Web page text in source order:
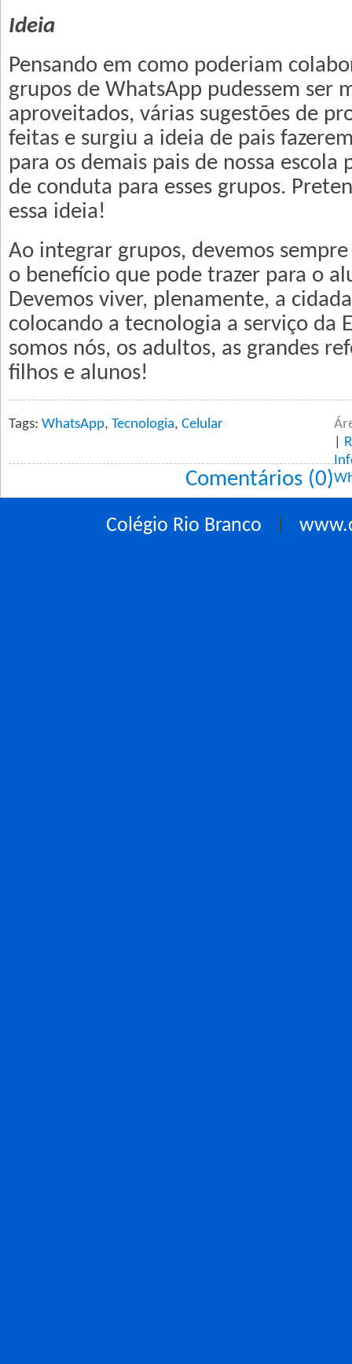
Ideia
Pensando em como poderiam
grupos de WhatsApp pudessem ser
aproveitados, várias sugestões de
feitas e surgiu a ideia de pais
para os demais pais de nossa escola
de conduta para esses grupos.
essa ideia!
Ao integrar grupos, devemos
o benefício que pode trazer para o
Devemos viver, plenamente, a
colocando a tecnologia a serviço da
somos nós, os adultos, as grandes
filhos e alunos!
Tags: WhatsApp, Tecnologia, Celular
Comentários (0)
Colégio Rio Branco